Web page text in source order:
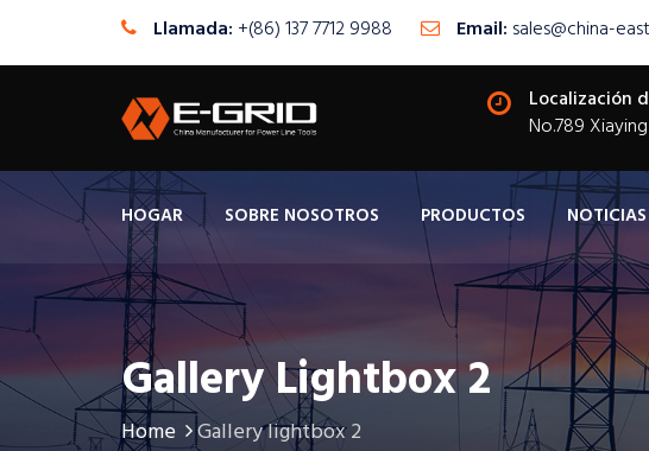
Llamada: +(86) 137 7712 9988 Email: sales@china-
Localización
​No.789
HOGAR SOBRE NOSOTROS PRODUCTOS NOTICIAS
Gallery Lightbox 2
Home Gallery lightbox 2